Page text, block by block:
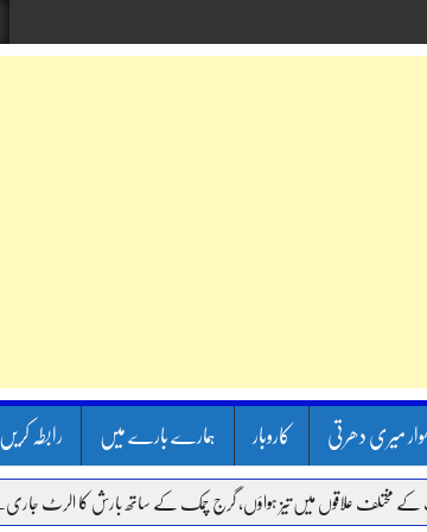
میری دھرتی کاروبار ہمارے بارے میں رابطہ کریں
علاقوں میں تیز ہواؤں، گرج چمک کے ساتھ بارش کا الرٹ جاری.